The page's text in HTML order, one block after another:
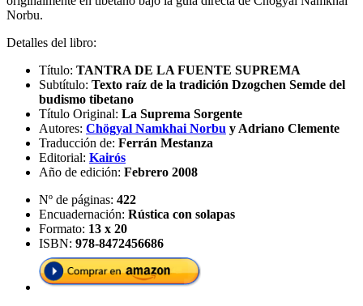
Norbu.
Detalles del libro:
Título: TANTRA DE LA FUENTE SUPREMA
Subtítulo: Texto raíz de la tradición Dzogchen Semde del
budismo tibetano
Título Original: La Suprema Sorgente
Autores: Chögyal Namkhai Norbu y Adriano Clemente
Traducción de: Ferrán Mestanza
Editorial: Kairós
Año de edición: Febrero 2008
Nº de páginas: 422
Encuadernación: Rústica con solapas
Formato: 13 x 20
ISBN: 978-8472456686